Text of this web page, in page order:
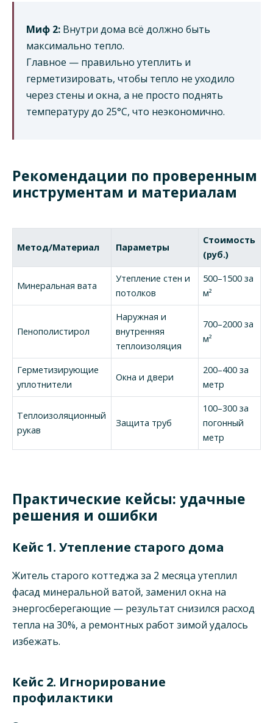
Миф 2: Внутри дома всё должно быть
максимально тепло.
Главное — правильно утеплить и
герметизировать, чтобы тепло не уходило
через стены и окна, а не просто поднять
температуру до 25°C, что неэкономично.
Рекомендации по проверенным
инструментам и материалам
Метод/Материал Параметры
Стоимость
(руб.)
Минеральная вата
Утепление стен и
потолков
500–1500 за
м²
Пенополистирол
Наружная и
внутренняя
теплоизоляция
700–2000 за
м²
Герметизирующие
уплотнители
Окна и двери
200–400 за
метр
Теплоизоляционный
рукав
Защита труб
100–300 за
погонный
метр
Практические кейсы: удачные
решения и ошибки
Кейс 1. Утепление старого дома
Житель старого коттеджа за 2 месяца утеплил
фасад минеральной ватой, заменил окна на
энергосберегающие — результат снизился расход
тепла на 30%, а ремонтных работ зимой удалось
избежать.
Кейс 2. Игнорирование
профилактики